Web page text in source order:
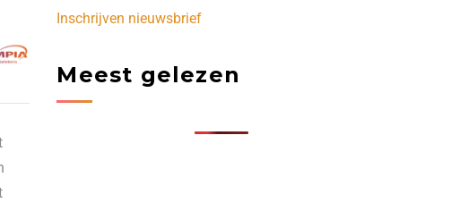
Inschrijven nieuwsbrief
Meest gelezen